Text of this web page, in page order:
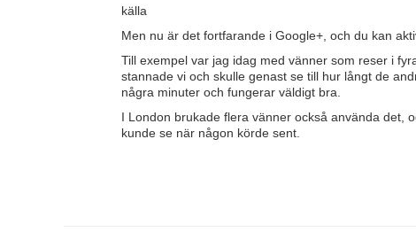
källa
Men nu är det fortfarande i Google+, och du kan
Till exempel var jag idag med vänner som reser i
stannade vi och skulle genast se till hur långt de
några minuter och fungerar väldigt bra.
I London brukade flera vänner också använda det,
kunde se när någon körde sent.